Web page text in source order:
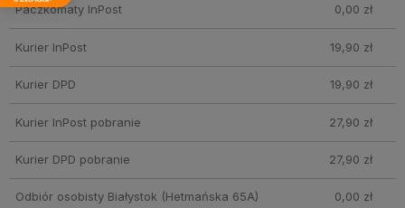
Paczkomaty InPost 0,00 zł
Kurier InPost 19,90 zł
Kurier DPD 19,90 zł
Kurier InPost pobranie 27,90 zł
Kurier DPD pobranie 27,90 zł
Odbiór osobisty Białystok(Hetmańska 65A) 0,00 zł